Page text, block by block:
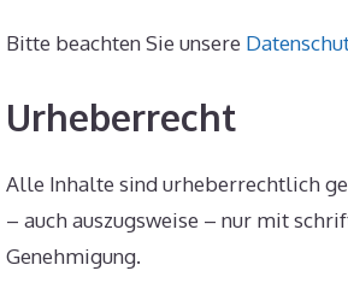
Bitte beachten Sie unsere
Urheberrecht
Alle Inhalte sind urheberrechtlich
– auch auszugsweise – nur mit
Genehmigung.